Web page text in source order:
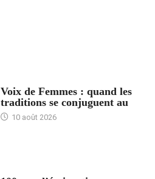
Voix de Femmes : quand les
traditions se conjuguent au
10 août 2026